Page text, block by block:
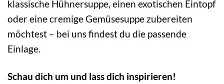
klassische Hühnersuppe, einen exotischen Eintopf
oder eine cremige Gemüsesuppe zubereiten
möchtest – bei uns findest du die passende
Einlage.
Schau dich um und lass dich inspirieren!